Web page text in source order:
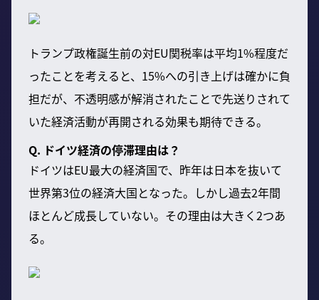
トランプ政権誕生前の対EU関税率は平均1%程度だ
ったことを考えると、15%への引き上げは確かに負
担だが、不透明感が解消されたことで先送りされて
いた経済活動が再開される効果も期待できる。
Q. ドイツ経済の停滞理由は？
ドイツはEU最大の経済国で、昨年は日本を抜いて
世界第3位の経済大国となった。しかし過去2年間
ほとんど成長していない。その理由は大きく2つあ
る。